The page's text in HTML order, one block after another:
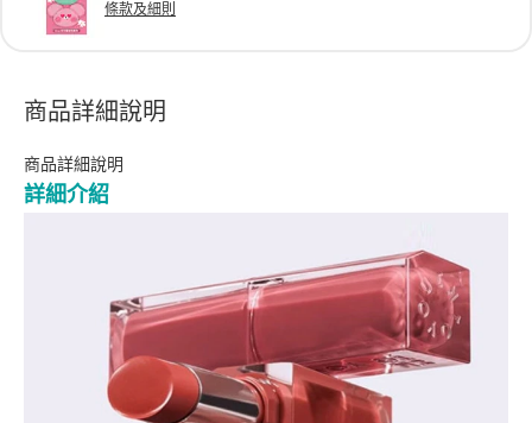
條款及細則
商品詳細說明
商品詳細說明
詳細介紹